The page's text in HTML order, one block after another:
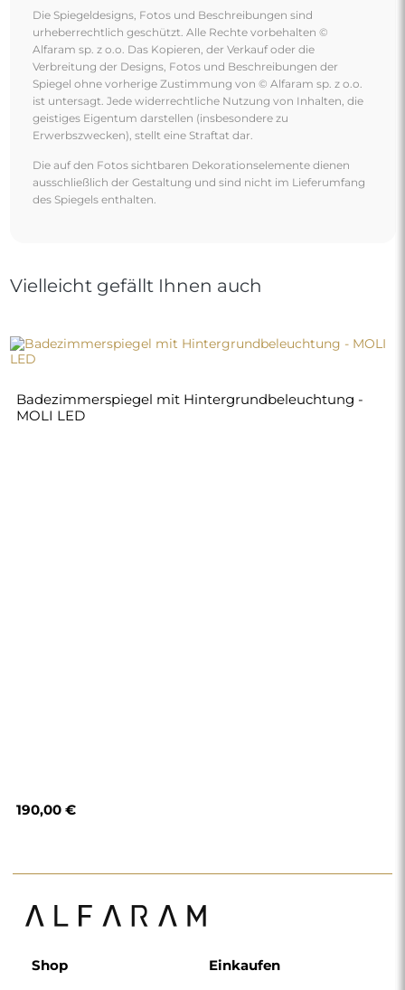
Die Spiegeldesigns, Fotos und Beschreibungen sind
urheberrechtlich geschützt. Alle Rechte vorbehalten ©
Alfaram sp. z o.o. Das Kopieren, der Verkauf oder die
Verbreitung der Designs, Fotos und Beschreibungen der
Spiegel ohne vorherige Zustimmung von © Alfaram sp. z o.o.
ist untersagt. Jede widerrechtliche Nutzung von Inhalten, die
geistiges Eigentum darstellen (insbesondere zu
Erwerbszwecken), stellt eine Straftat dar.
Die auf den Fotos sichtbaren Dekorationselemente dienen
ausschließlich der Gestaltung und sind nicht im Lieferumfang
des Spiegels enthalten.
Vielleicht gefällt Ihnen auch
Badezimmerspiegel mit Hintergrundbeleuchtung -
MOLI LED
190,00 €
Shop Einkaufen